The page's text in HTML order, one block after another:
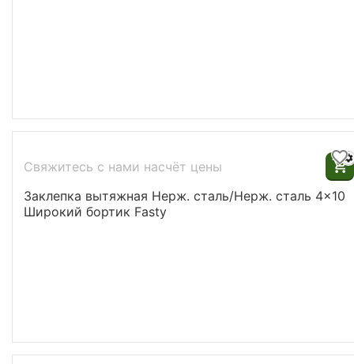
Свяжитесь с нами насчёт цены
Заклепка вытяжная Нерж. сталь/Нерж. сталь 4x10
Широкий бортик Fasty